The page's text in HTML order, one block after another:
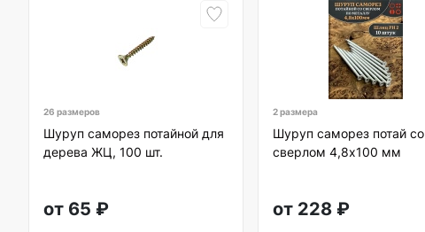
26 размеров
Шуруп саморез потайной для
дерева ЖЦ, 100 шт.
от 65 ₽
2 размера
Шуруп саморез потай со
сверлом 4,8х100 мм
от 228 ₽